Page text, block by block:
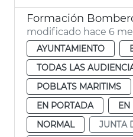
modificado hace 6
AYUNTAMIENTO
TODAS LAS
POBLATS MARITIMS
EN PORTADA
EN
NORMAL
JUNTA